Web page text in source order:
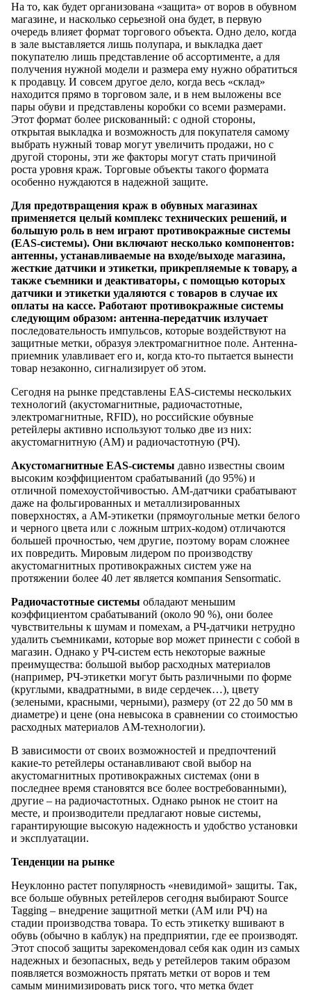
На то, как будет организована «защита» от воров в обувном
магазине, и насколько серьезной она будет, в первую
очередь влияет формат торгового объекта. Одно дело, когда
в зале выставляется лишь полупара, и выкладка дает
покупателю лишь представление об ассортименте, а для
получения нужной модели и размера ему нужно обратиться
к продавцу. И совсем другое дело, когда весь «склад»
находится прямо в торговом зале, и в нем выложены все
пары обуви и представлены коробки со всеми размерами.
Этот формат более рискованный: с одной стороны,
открытая выкладка и возможность для покупателя самому
выбрать нужный товар могут увеличить продажи, но с
другой стороны, эти же факторы могут стать причиной
роста уровня краж. Торговые объекты такого формата
особенно нуждаются в надежной защите.
Для предотвращения краж в обувных магазинах
применяется целый комплекс технических решений, и
большую роль в нем играют противокражные системы
(EAS-системы). Они включают несколько компонентов:
антенны, устанавливаемые на входе/выходе магазина,
жесткие датчики и этикетки, прикрепляемые к товару, а
также съемники и деактиваторы, с помощью которых
датчики и этикетки удаляются с товаров в случае их
оплаты на кассе. Работают противокражные системы
следующим образом: антенна-передатчик излучает
последовательность импульсов, которые воздействуют на
защитные метки, образуя электромагнитное поле. Антенна-
приемник улавливает его и, когда кто-то пытается вынести
товар незаконно, сигнализирует об этом.
Сегодня на рынке представлены EAS-системы нескольких
технологий (акустомагнитные, радиочастотные,
электромагнитные, RFID), но российские обувные
ретейлеры активно используют только две из них:
акустомагнитную (АМ) и радиочастотную (РЧ).
Акустомагнитные EAS-системы давно известны своим
высоким коэффициентом срабатываний (до 95%) и
отличной помехоустойчивостью. АМ-датчики срабатывают
даже на фольгированных и металлизированных
поверхностях, а АМ-этикетки (прямоугольные метки белого
и черного цвета или с ложным штрих-кодом) отличаются
большей прочностью, чем другие, поэтому ворам сложнее
их повредить. Мировым лидером по производству
акустомагнитных противокражных систем уже на
протяжении более 40 лет является компания Sensormatic.
Радиочастотные системы обладают меньшим
коэффициентом срабатываний (около 90 %), они более
чувствительны к шумам и помехам, а РЧ-датчики нетрудно
удалить съемниками, которые вор может принести с собой в
магазин. Однако у РЧ-систем есть некоторые важные
преимущества: большой выбор расходных материалов
(например, РЧ-этикетки могут быть различными по форме
(круглыми, квадратными, в виде сердечек…), цвету
(зелеными, красными, черными), размеру (от 22 до 50 мм в
диаметре) и цене (она невысока в сравнении со стоимостью
расходных материалов АМ-технологии).
В зависимости от своих возможностей и предпочтений
какие-то ретейлеры останавливают свой выбор на
акустомагнитных противокражных системах (они в
последнее время становятся все более востребованными),
другие – на радиочастотных. Однако рынок не стоит на
месте, и производители предлагают новые системы,
гарантирующие высокую надежность и удобство установки
и эксплуатации.
Тенденции на рынке
Неуклонно растет популярность «невидимой» защиты. Так,
все больше обувных ретейлеров сегодня выбирают Source
Tagging – внедрение защитной метки (АМ или РЧ) на
стадии производства товара. То есть этикетку вшивают в
обувь (обычно в каблук) на предприятии, где ее производят.
Этот способ защиты зарекомендовал себя как один из самых
надежных и безопасных, ведь у ретейлеров таким образом
появляется возможность прятать метки от воров и тем
самым минимизировать риск того, что метка будет